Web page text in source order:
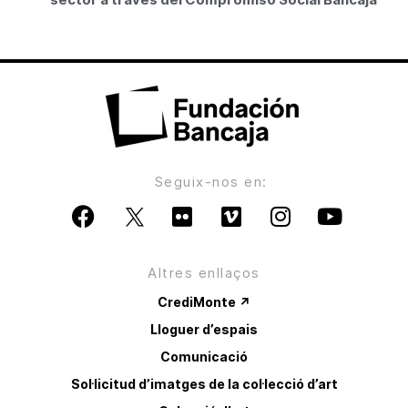
Seguix-nos en:
Altres enllaços
CrediMonte ↗
Lloguer d’espais
Comunicació
Sol·licitud d’imatges de la col·lecció d’art